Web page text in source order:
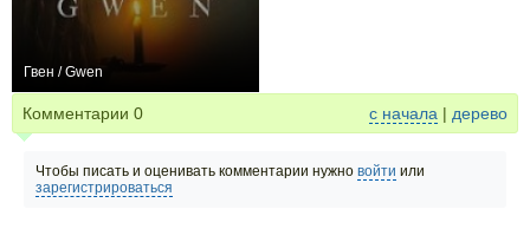
Гвен / Gwen
Комментарии 0 с начала | дерево
Чтобы писать и оценивать комментарии нужно войти или
зарегистрироваться